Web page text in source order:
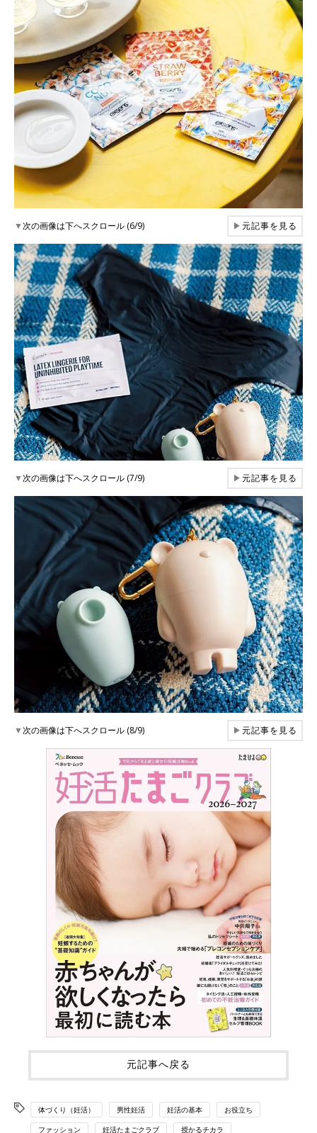
▼次の画像は下へスクロール (6/9) ▶元記事を見る
▼次の画像は下へスクロール (7/9) ▶元記事を見る
▼次の画像は下へスクロール (8/9) ▶元記事を見る
元記事へ戻る
体づくり（妊活） 男性妊活 妊活の基本 お役立ち
ファッション 妊活たまごクラブ 授かるチカラ